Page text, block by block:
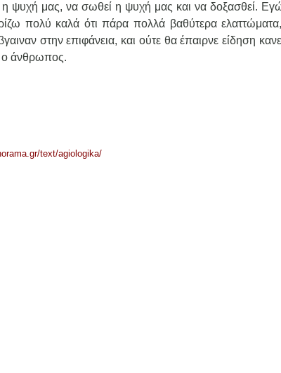
η ψυχή μας, να σωθεί η ψυχή μας και να δοξασθεί.
πολύ καλά ότι πάρα πολλά βαθύτερα
στην επιφάνεια, και ούτε θα έπαιρνε είδηση
ο άνθρωπος.
text/agiologika/